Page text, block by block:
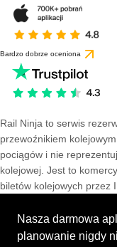
Bardzo dobrze oceniona
Rail Ninja to serwis
przewoźnikiem
pociągów i nie
kolejowej. Jest to
biletów kolejowych przez
Nasza darmowa
planowanie nigdy